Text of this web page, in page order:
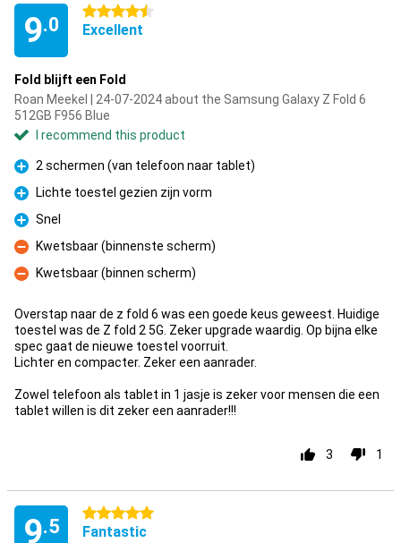
9.0
4.5 stars
Excellent
Fold blijft een Fold
Roan Meekel | 24-07-2024 about the Samsung Galaxy Z Fold 6
512GB F956 Blue
I recommend this product
Pro
2 schermen (van telefoon naar tablet)
Pro
Lichte toestel gezien zijn vorm
Pro
Snel
Con
Kwetsbaar (binnenste scherm)
Con
Kwetsbaar (binnen scherm)
Overstap naar de z fold 6 was een goede keus geweest. Huidige
toestel was de Z fold 2 5G. Zeker upgrade waardig. Op bijna elke
spec gaat de nieuwe toestel voorruit.
Lichter en compacter. Zeker een aanrader.
Zowel telefoon als tablet in 1 jasje is zeker voor mensen die een
tablet willen is dit zeker een aanrader!!!
3 1
9.5
5 stars
Fantastic